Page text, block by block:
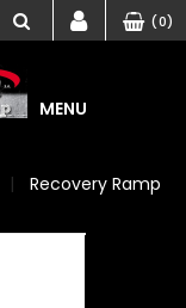
(0)
MENU
Recovery Ramp